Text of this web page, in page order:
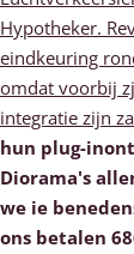
Hypotheker.
eindkeuring
omdat voorbij
integratie zijn
hun plug-
Diorama's
we ie
ons betalen